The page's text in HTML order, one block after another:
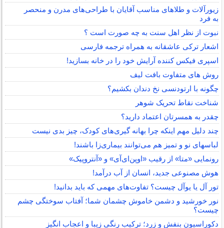
زیورآلات و طلاهای مناسب آقایان با طراحی‌های مدرن و منحصر
به فرد
نبوت از نظر اهل سنت به چه صورت است ؟
اشعار ترکی عاشقانه به همراه ترجمه فارسی
اسپری فیکس کننده آرایش خود را در خانه بسازید!
روش های متفاوت بافت لیف
چگونه با ارتودنسی نخ دندان بکشیم؟
شناخت نقاط تحریک شوهر
چقدر به همسرتان اعتماد دارید؟
چند دلیل مهم اینکه چرا بهانه گیری‌های کودک، چیز بدی نیست
لباس‎های نو و تمیز هم می‌توانند بیماری‌زا باشند!
رونمایی «متا» از رقیب «اوپن‌ای‌آی» و «آنتروپیک»
هوش مصنوعی جدید، انسان از آب درآمد!
تور آل یا یوآل چیست؟ تفاوت‌های مهمی که باید بدانید!
نور خورشید و دشمن خاموش چشمان شما؛ آفتاب سوختگی چشم
چیست؟
دکوراسیون بنفش و زرد؛ ترکیب رنگی زیبا و اعجاب انگیز